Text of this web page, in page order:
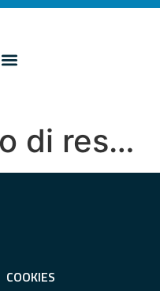
di res…
COOKIES